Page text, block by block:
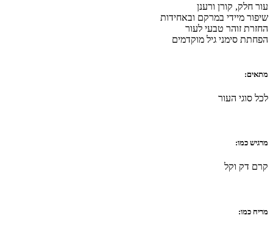
עור חלק, קורן ורענן
שיפור מיידי במרקם ובאחידות
החזרת זוהר טבעי לעור
הפחתת סימני גיל מוקדמים
מתאים:
לכל סוגי העור
מרגיש כמו:
קרם דק וקל
מריח כמו: